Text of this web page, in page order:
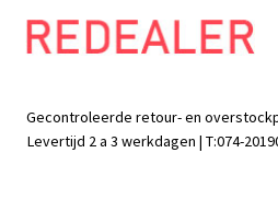
Skip
Skip
Baby en kind
Gecontroleerde retour- en
Levertijd 2 a 3 werkdagen | T:074-